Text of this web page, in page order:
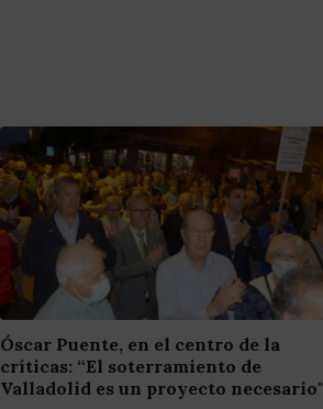
Óscar Puente, en el centro de la
críticas: “El soterramiento de
Valladolid es un proyecto necesario"